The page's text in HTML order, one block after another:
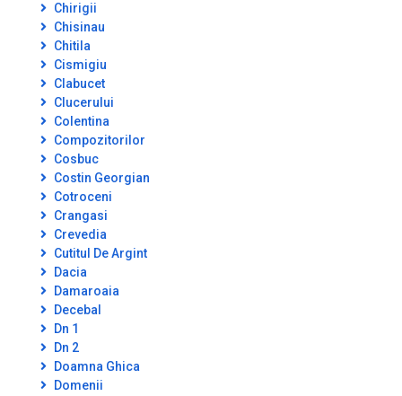
Chirigii
Chisinau
Chitila
Cismigiu
Clabucet
Clucerului
Colentina
Compozitorilor
Cosbuc
Costin Georgian
Cotroceni
Crangasi
Crevedia
Cutitul De Argint
Dacia
Damaroaia
Decebal
Dn 1
Dn 2
Doamna Ghica
Domenii